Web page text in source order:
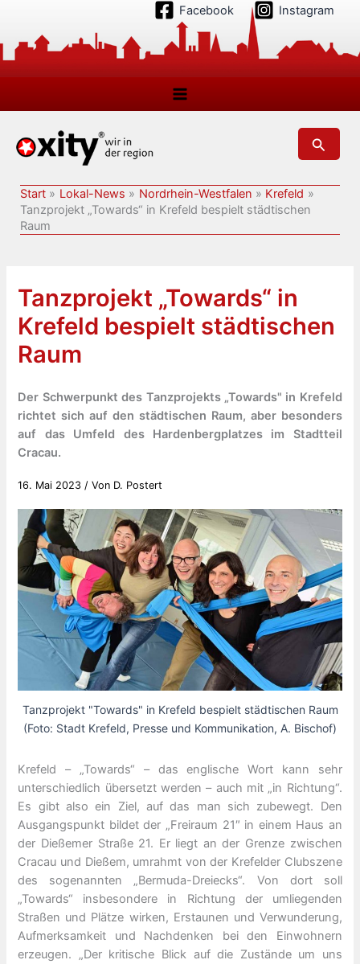
springen
Facebook Instagram
Suchen
Start Lokal-News Nordrhein-Westfalen
Krefeld
Tanzprojekt „Towards“ in Krefeld bespielt städtischen
Raum
Tanzprojekt „Towards“ in
Krefeld bespielt städtischen
Raum
Der Schwerpunkt des Tanzprojekts „Towards" in Krefeld
richtet sich auf den städtischen Raum, aber besonders
auf das Umfeld des Hardenbergplatzes im Stadtteil
Cracau.
16. Mai 2023 / Von D. Postert
Tanzprojekt "Towards" in Krefeld bespielt städtischen Raum
(Foto: Stadt Krefeld, Presse und Kommunikation, A. Bischof)
Krefeld – „Towards“ – das englische Wort kann sehr
unterschiedlich übersetzt werden – auch mit „in Richtung“.
Es gibt also ein Ziel, auf das man sich zubewegt. Den
Ausgangspunkt bildet der „Freiraum 21″ in einem Haus an
der Dießemer Straße 21. Er liegt an der Grenze zwischen
Cracau und Dießem, umrahmt von der Krefelder Clubszene
des sogenannten „Bermuda-Dreiecks“. Von dort soll
„Towards“ insbesondere in Richtung der umliegenden
Straßen und Plätze wirken, Erstaunen und Verwunderung,
Aufmerksamkeit und Nachdenken bei den Einwohnern
erzeugen. „Der kritische Blick auf die Zustände um uns